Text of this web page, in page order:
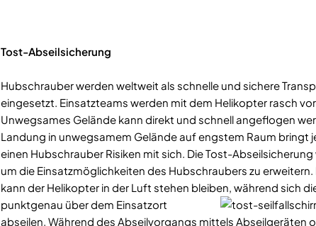
Tost-Abseilsicherung
Hubschrauber werden weltweit als schnelle und sichere
eingesetzt. Einsatzteams werden mit dem Helikopter rasch
Unwegsames Gelände kann direkt und schnell angeflogen
Landung in unwegsamem Gelände auf engstem Raum bringt
einen Hubschrauber Risiken mit sich. Die Tost-
um die Einsatzmöglichkeiten des Hubschraubers zu
kann der Helikopter in der Luft stehen bleiben, während sich
punktgenau über dem Einsatzort
abseilen. Während des Abseilvorgangs mittels Abseilgeräten